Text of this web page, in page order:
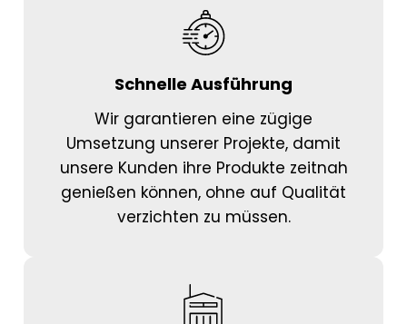
Schnelle Ausführung
Wir garantieren eine zügige
Umsetzung unserer Projekte, damit
unsere Kunden ihre Produkte zeitnah
genießen können, ohne auf Qualität
verzichten zu müssen.